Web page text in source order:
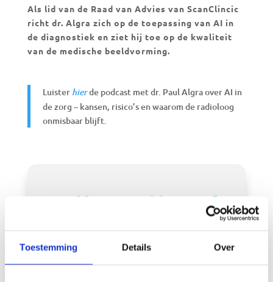
Toestemming Details Over
Als lid van de Raad van Advies van ScanClincic
richt dr. Algra zich op de toepassing van AI in
de diagnostiek en ziet hij toe op de kwaliteit
van de medische beeldvorming.
Luister hierde podcast met dr. Paul Algra over AI in
de zorg – kansen, risico’s en waarom de radioloog
onmisbaar blijft.
Mijn Collega’s
MAARTEN JANSEN